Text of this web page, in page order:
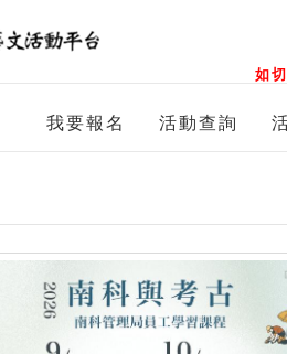
如
我要報名 活動查詢